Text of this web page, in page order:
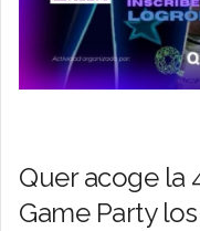
Quer acoge la
Game Party